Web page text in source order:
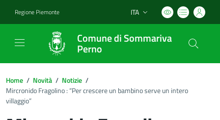
Regione Piemonte Lingua attiva:
ITA
Comune di Sommariva
Perno
Home / Novità / Notizie /
Mircronido Fragolino : “Per crescere un bambino serve un intero
villaggio”